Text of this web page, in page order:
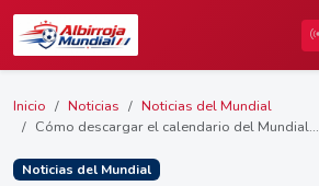
Inicio Noticias
Noticias del Mundial
Cómo descargar el calendario del Mundial...
Noticias del Mundial